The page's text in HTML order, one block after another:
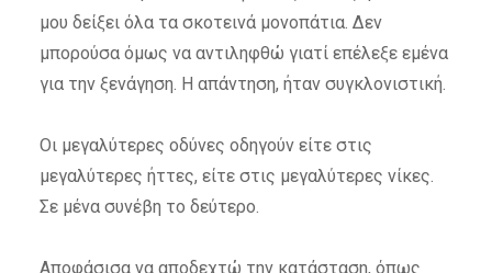
μου δείξει όλα τα σκοτεινά μονοπάτια. Δεν
μπορούσα όμως να αντιληφθώ γιατί επέλεξε εμένα
για την ξενάγηση. Η απάντηση, ήταν συγκλονιστική.
Οι μεγαλύτερες οδύνες οδηγούν είτε στις
μεγαλύτερες ήττες, είτε στις μεγαλύτερες νίκες.
Σε μένα συνέβη το δεύτερο.
Αποφάσισα να αποδεχτώ την κατάσταση, όπως